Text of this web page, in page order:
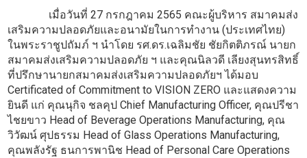
เมื่อวันที่ 27 กรกฎาคม 2565 คณะผู้บริหาร สมาคมส่ง
เสริมความปลอดภัยและอนามัยในการทำงาน (ประเทศไทย)
ในพระราชูปถัมภ์ ฯ นำโดย รศ.ดร.เฉลิมชัย ชัยกิตติภรณ์ นายก
สมาคมส่งเสริมความปลอดภัย ฯ และคุณนิลวดี เลียงสุนทรสิทธิ์
ที่ปรึกษานายกสมาคมส่งเสริมความปลอดภัยฯ ได้มอบ
Certificated of Commitment to VISION ZERO และแสดงความ
ยินดี แก่ คุณนุกิจ ชลคุป Chief Manufacturing Officer, คุณปรีชา
ไชยขาว Head of Beverage Operations Manufacturing, คุณ
วิวัฒน์ ศุปธรรม Head of Glass Operations Manufacturing,
คุณพลังรัฐ ธนการพานิช Head of Personal Care Operations